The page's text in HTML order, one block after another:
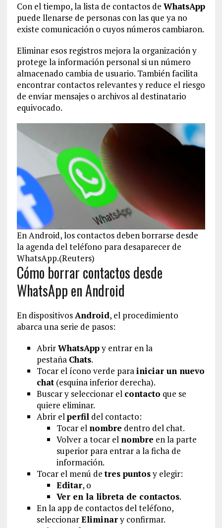
Con el tiempo, la lista de contactos de WhatsApp
puede llenarse de personas con las que ya no
existe comunicación o cuyos números cambiaron.
Eliminar esos registros mejora la organización y
protege la información personal si un número
almacenado cambia de usuario. También facilita
encontrar contactos relevantes y reduce el riesgo
de enviar mensajes o archivos al destinatario
equivocado.
En Android, los contactos deben borrarse desde
la agenda del teléfono para desaparecer de
WhatsApp.(Reuters)
Cómo borrar contactos desde
WhatsApp en Android
En dispositivosAndroid, el procedimiento
abarca una serie de pasos:
AbrirWhatsAppy entrar en la
pestaña Chats.
Tocar el ícono verde parainiciar un nuevo
chat(esquina inferior derecha).
Buscar y seleccionar el contacto que se
quiere eliminar.
Abrir elperfildel contacto:
Tocar el nombre dentro del chat.
Volver a tocar el nombre en la parte
superior para entrar a la ficha de
información.
Tocar el menú detres puntosy elegir:
Editar, o
Ver en la libreta de contactos.
En la app de contactos del teléfono,
seleccionarEliminary confirmar.